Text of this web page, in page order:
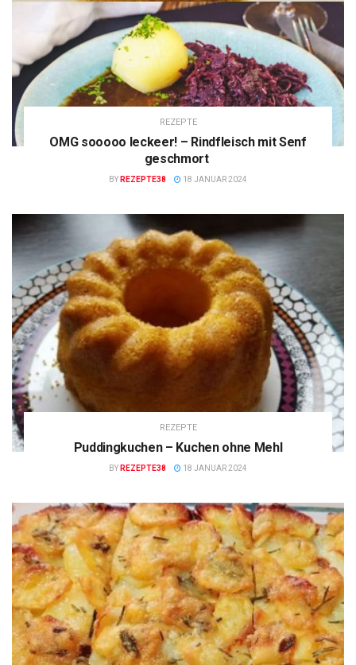
REZEPTE
OMG sooooo leckeer! – Rindfleisch mit Senf
geschmort
BY REZEPTE38 18 JANUAR 2024
REZEPTE
Puddingkuchen – Kuchen ohne Mehl
BY REZEPTE38 18 JANUAR 2024